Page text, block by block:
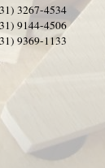
3267-4534
9144-4506
9369-1133